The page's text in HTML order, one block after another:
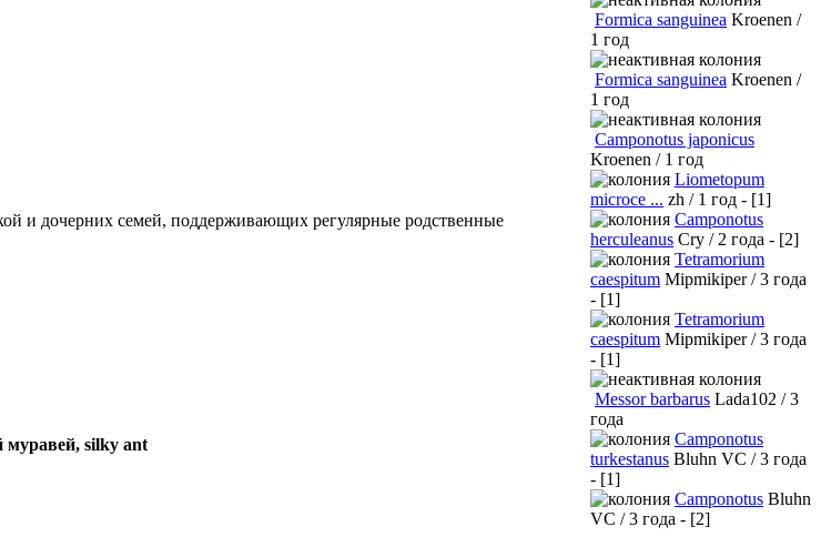
и дочерних семей, поддерживающих регулярные родственные
муравей, silky ant
Formica sanguinea Kroenen /
1 год
Formica sanguinea Kroenen /
1 год
Camponotus japonicus
Kroenen / 1 год
Liometopum
microce ... zh / 1 год - [1]
Camponotus
herculeanus Cry / 2 года - [2]
Tetramorium
caespitum Mipmikiper / 3 года
- [1]
Tetramorium
caespitum Mipmikiper / 3 года
- [1]
Messor barbarus Lada102 / 3
года
Camponotus
turkestanus Bluhn VC / 3 года
- [1]
Camponotus Bluhn
VC / 3 года - [2]